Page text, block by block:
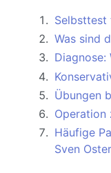
Selbsttest
Was sind
Diagnose:
Übungen
Operation
Häufige
Sven